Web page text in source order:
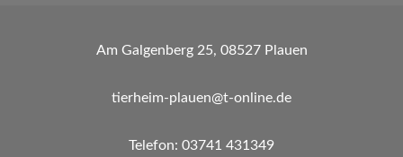
Am Galgenberg 25, 08527 Plauen
tierheim-plauen@t-online.de
Telefon: 03741 431349